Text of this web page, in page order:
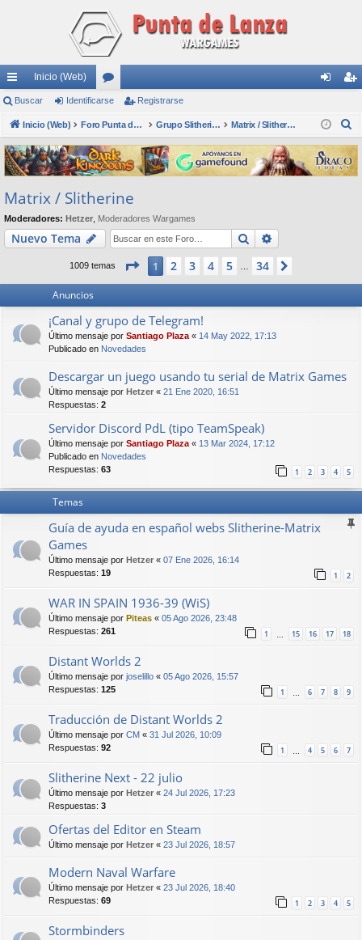
nl
ac
es
rá
pi
do
s
Inicio (Web)
or
os nti
fic
ar
ist
ra
rs
Buscar Identificarse Registrarse
Inicio (Web) Foro Punta de Lanza Wargames Grupo Slitherine Matrix / Slitherine
s
c
Matrix / Slitherine
Moderadores: Hetzer Moderadores Wargames
Nuevo Tema Buscar
1009 temas Página de 34
1 2 3 4 5 34
Anuncios
¡Canal y grupo de Telegram!
Último mensaje por Santiago Plaza « 14 May 2022, 17:13
Publicado en Novedades
Descargar un juego usando tu serial de Matrix Games
Último mensaje por Hetzer « 21 Ene 2020, 16:51
Respuestas: 2
Servidor Discord PdL (tipo TeamSpeak)
Último mensaje por Santiago Plaza « 13 Mar 2024, 17:12
Publicado en Novedades
Respuestas: 63 1 2 3 4 5
Temas
Guía de ayuda en español webs Slitherine-Matrix
Games
Último mensaje por Hetzer « 07 Ene 2026, 16:14
Respuestas: 19 1 2
WAR IN SPAIN 1936-39 (WiS)
Último mensaje por Piteas « 05 Ago 2026, 23:48
Respuestas: 261 1 15 16 17 18
Distant Worlds 2
Último mensaje por joselillo « 05 Ago 2026, 15:57
Respuestas: 125 1 6 7 8 9
Traducción de Distant Worlds 2
Último mensaje por CM « 31 Jul 2026, 10:09
Respuestas: 92 1 … 4 5 6 7
Slitherine Next - 22 julio
Último mensaje por Hetzer « 24 Jul 2026, 17:23
Respuestas: 3
Ofertas del Editor en Steam
Último mensaje por Hetzer « 23 Jul 2026, 18:57
Modern Naval Warfare
Último mensaje por Hetzer « 23 Jul 2026, 18:40
Respuestas: 69 1 2 3 4 5
Stormbinders